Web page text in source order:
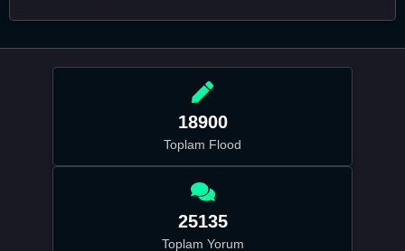
18900
Toplam Flood
25135
Toplam Yorum